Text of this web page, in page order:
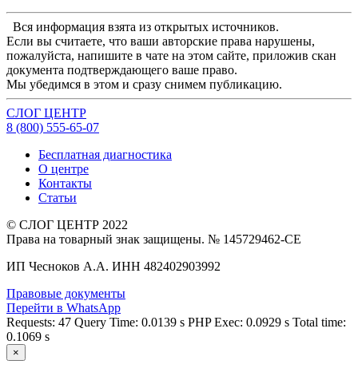
Вся информация взята из открытых источников.
Если вы считаете, что ваши авторские права нарушены,
пожалуйста, напишите в чате на этом сайте, приложив скан
документа подтверждающего ваше право.
Мы убедимся в этом и сразу снимем публикацию.
СЛОГ ЦЕНТР
8 (800) 555-65-07
Бесплатная диагностика
О центре
Контакты
Статьи
© СЛОГ ЦЕНТР 2022
Права на товарный знак защищены. № 145729462-СЕ
ИП Чесноков А.А. ИНН 482402903992
Правовые документы
Перейти в WhatsApp
Requests: 47 Query Time: 0.0139 s PHP Exec: 0.0929 s Total time:
0.1069 s
×